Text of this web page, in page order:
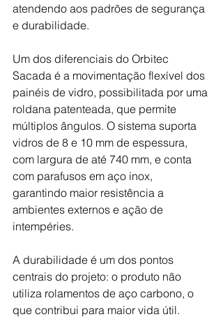
atendendo aos padrões de segurança
e durabilidade.
Um dos diferenciais do Orbitec
Sacada é a movimentação flexível dos
painéis de vidro, possibilitada por uma
roldana patenteada, que permite
múltiplos ângulos. O sistema suporta
vidros de 8 e 10 mm de espessura,
com largura de até 740 mm, e conta
com parafusos em aço inox,
garantindo maior resistência a
ambientes externos e ação de
intempéries.
A durabilidade é um dos pontos
centrais do projeto: o produto não
utiliza rolamentos de aço carbono, o
que contribui para maior vida útil.